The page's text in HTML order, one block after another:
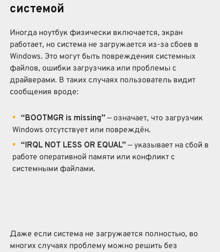
системой
Иногда ноутбук физически включается, экран
работает, но система не загружается из-за сбоев в
Windows. Это могут быть повреждения системных
файлов, ошибки загрузчика или проблемы с
драйверами. В таких случаях пользователь видит
сообщения вроде:
“BOOTMGR is missing” — означает, что загрузчик
Windows отсутствует или повреждён.
“IRQL NOT LESS OR EQUAL” — указывает на сбой в
работе оперативной памяти или конфликт с
системными файлами.
Даже если система не загружается полностью, во
многих случаях проблему можно решить без